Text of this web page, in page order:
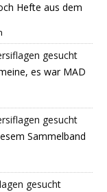
Hefte aus dem
gesucht
es war MAD
gesucht
Sammelband
gesucht